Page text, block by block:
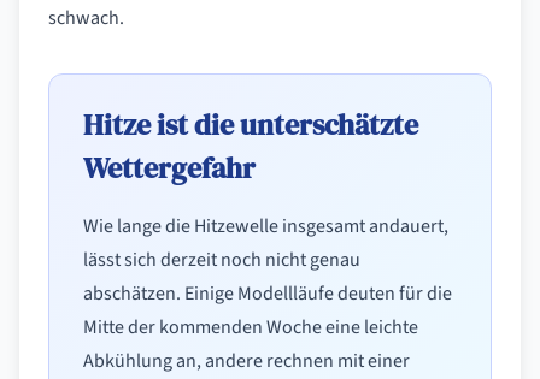
schwach.
Hitze ist die unterschätzte
Wettergefahr
Wie lange die Hitzewelle insgesamt andauert,
lässt sich derzeit noch nicht genau
abschätzen. Einige Modellläufe deuten für die
Mitte der kommenden Woche eine leichte
Abkühlung an, andere rechnen mit einer